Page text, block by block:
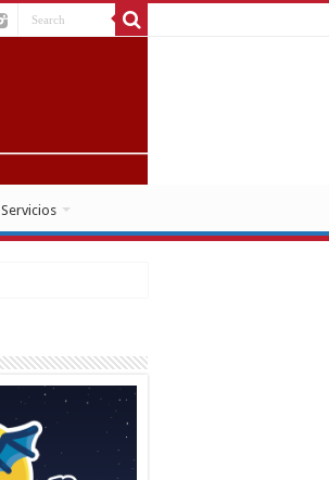
Servicios